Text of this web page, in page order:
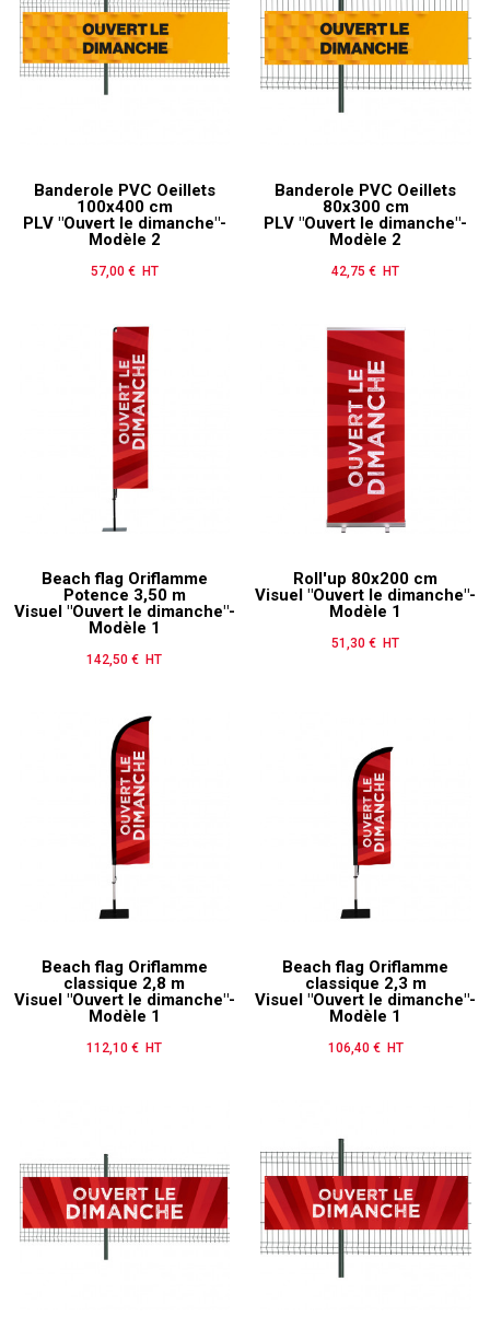
Banderole PVC Oeillets
100x400 cm
PLV "Ouvert le dimanche"-
Modèle 2
Prix
57,00 € HT
Banderole PVC Oeillets
80x300 cm
PLV "Ouvert le dimanche"-
Modèle 2
Prix
42,75 € HT
Beach flag Oriflamme
Potence 3,50 m
Visuel "Ouvert le dimanche"-
Modèle 1
Prix
142,50 € HT
Roll'up 80x200 cm
Visuel "Ouvert le dimanche"-
Modèle 1
Prix
51,30 € HT
Beach flag Oriflamme
classique 2,8 m
Visuel "Ouvert le dimanche"-
Modèle 1
Prix
112,10 € HT
Beach flag Oriflamme
classique 2,3 m
Visuel "Ouvert le dimanche"-
Modèle 1
Prix
106,40 € HT